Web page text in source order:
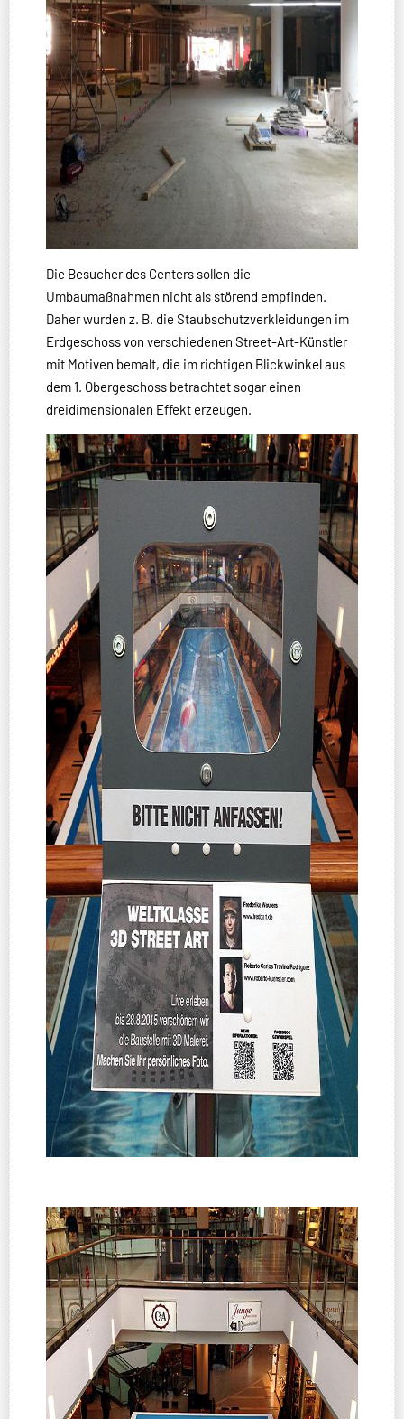
Die Besucher des Centers sollen die
Umbaumaßnahmen nicht als störend empfinden.
Daher wurden z. B. die Staubschutzverkleidungen im
Erdgeschoss von verschiedenen Street-Art-Künstler
mit Motiven bemalt, die im richtigen Blickwinkel aus
dem 1. Obergeschoss betrachtet sogar einen
dreidimensionalen Effekt erzeugen.